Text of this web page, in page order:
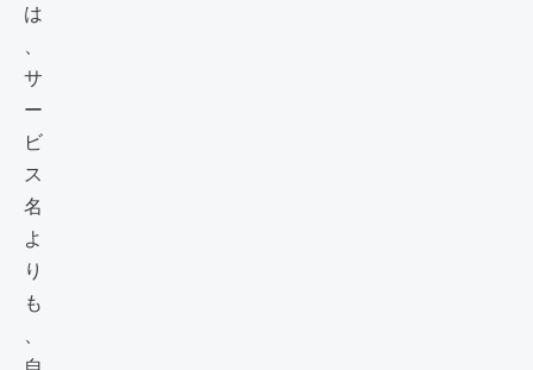
は
、
サ
ー
ビ
ス
名
よ
り
も
、